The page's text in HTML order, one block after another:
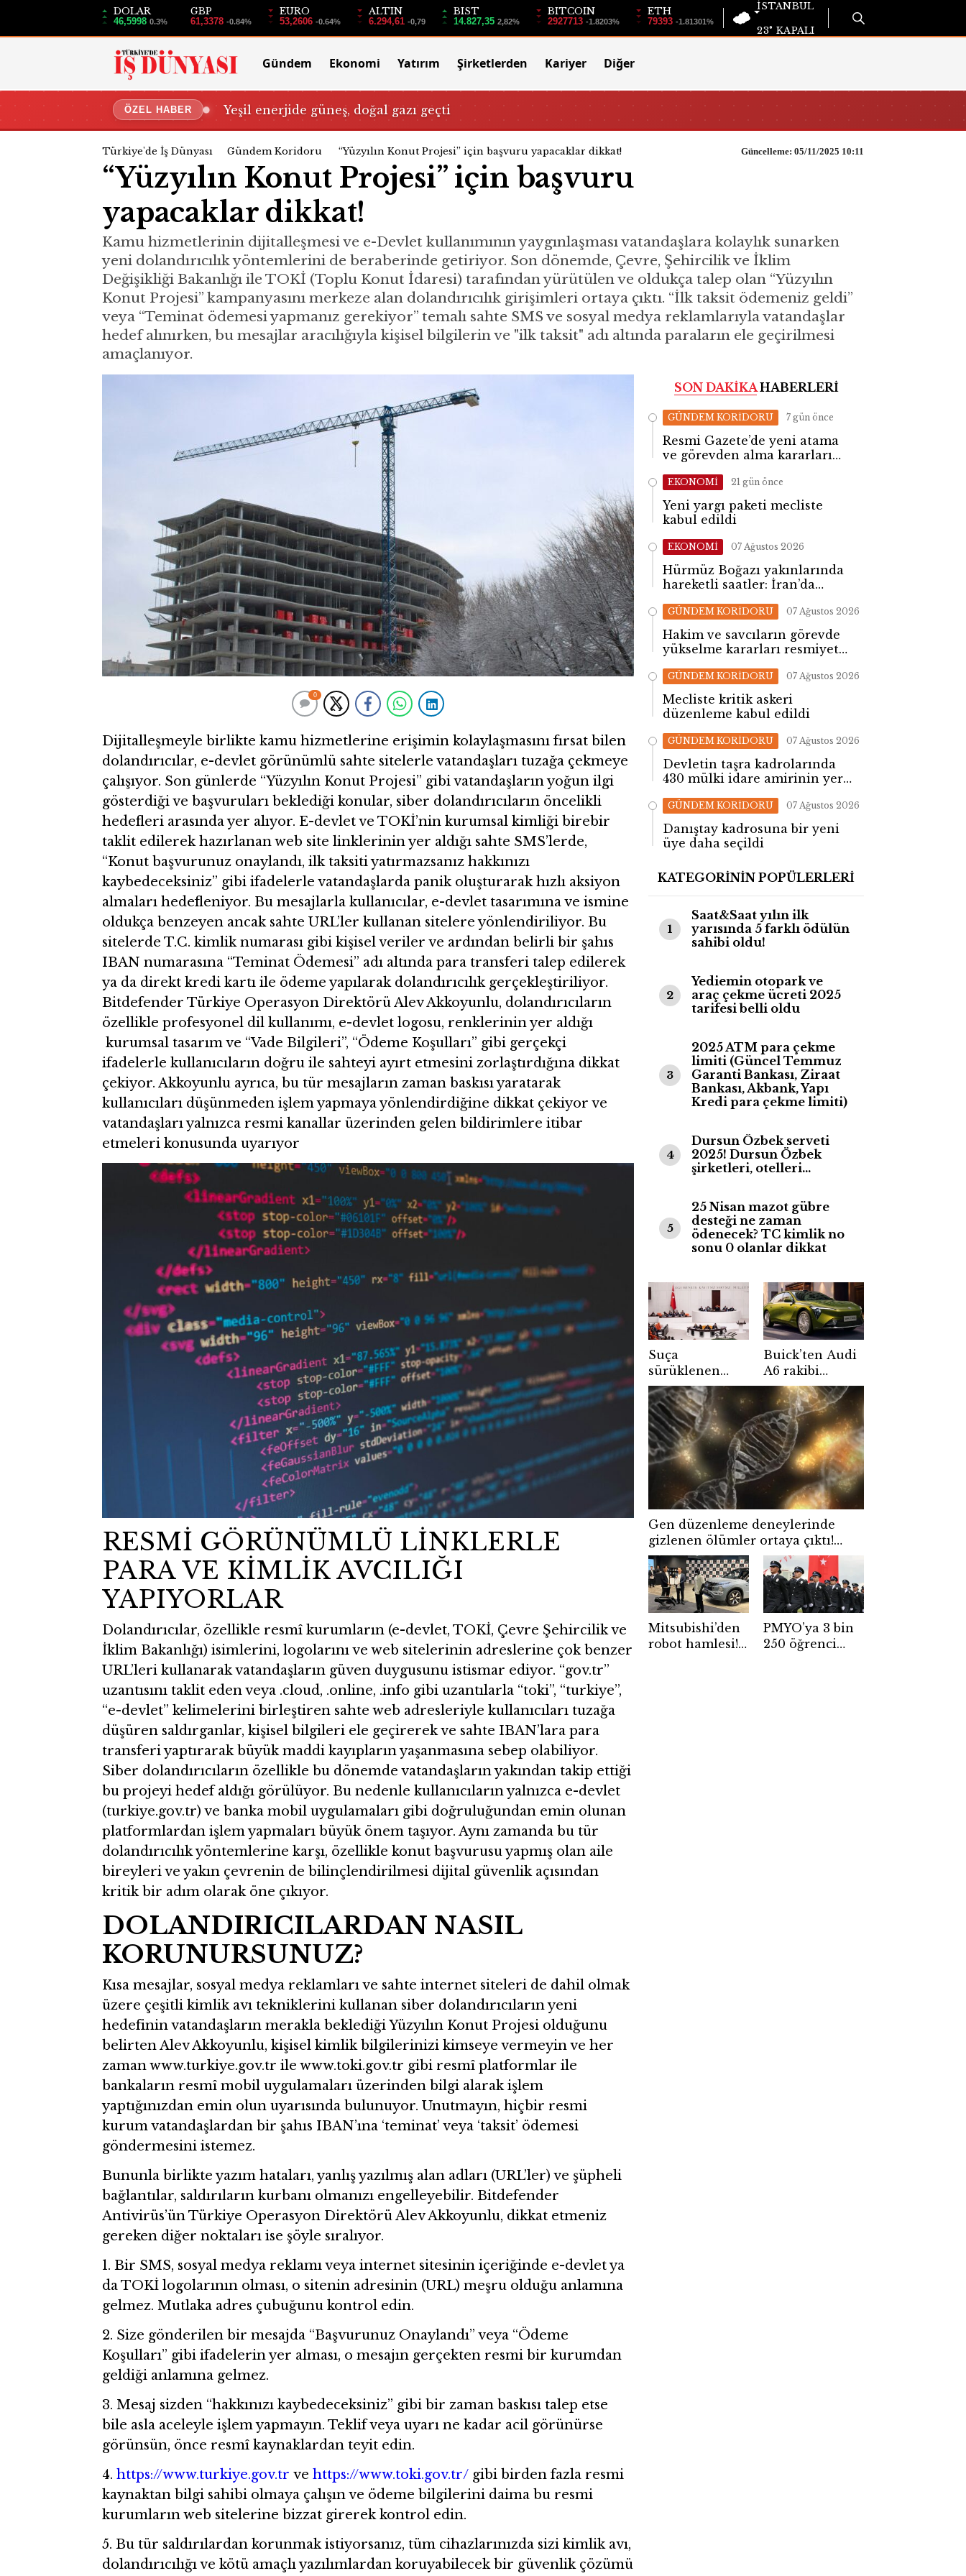
DOLAR
46,5998 0.3%
GBP
61,3378 -0.84%
EURO
53,2606 -0.64%
ALTIN
6.294,61 -0,79
BIST
14.827,35 2,82%
BITCOIN
2927713 -1.8203%
ETH
79393 -1.81301%
İSTANBUL
23° KAPALI
Gündem Ekonomi Yatırım Şirketlerden Kariyer Diğer
ÖZEL HABER Yeşil enerjide güneş, doğal gazı geçti
Türkiye'de İş Dünyası Gündem Koridoru “Yüzyılın Konut Projesi” için başvuru yapacaklar dikkat! Güncelleme: 05/11/2025 10:11
“Yüzyılın Konut Projesi” için başvuru
yapacaklar dikkat!
Kamu hizmetlerinin dijitalleşmesi ve e-Devlet kullanımının yaygınlaşması vatandaşlara kolaylık sunarken
yeni dolandırıcılık yöntemlerini de beraberinde getiriyor. Son dönemde, Çevre, Şehircilik ve İklim
Değişikliği Bakanlığı ile TOKİ (Toplu Konut İdaresi) tarafından yürütülen ve oldukça talep olan “Yüzyılın
Konut Projesi” kampanyasını merkeze alan dolandırıcılık girişimleri ortaya çıktı. “İlk taksit ödemeniz geldi”
veya “Teminat ödemesi yapmanız gerekiyor” temalı sahte SMS ve sosyal medya reklamlarıyla vatandaşlar
hedef alınırken, bu mesajlar aracılığıyla kişisel bilgilerin ve "ilk taksit" adı altında paraların ele geçirilmesi
amaçlanıyor.
0
Dijitalleşmeyle birlikte kamu hizmetlerine erişimin kolaylaşmasını fırsat bilen
dolandırıcılar, e-devlet görünümlü sahte sitelerle vatandaşları tuzağa çekmeye
çalışıyor. Son günlerde “Yüzyılın Konut Projesi” gibi vatandaşların yoğun ilgi
gösterdiği ve başvuruları beklediği konular, siber dolandırıcıların öncelikli
hedefleri arasında yer alıyor. E-devlet ve TOKİ’nin kurumsal kimliği birebir
taklit edilerek hazırlanan web site linklerinin yer aldığı sahte SMS’lerde,
“Konut başvurunuz onaylandı, ilk taksiti yatırmazsanız hakkınızı
kaybedeceksiniz” gibi ifadelerle vatandaşlarda panik oluşturarak hızlı aksiyon
almaları hedefleniyor. Bu mesajlarla kullanıcılar, e-devlet tasarımına ve ismine
oldukça benzeyen ancak sahte URL’ler kullanan sitelere yönlendiriliyor. Bu
sitelerde T.C. kimlik numarası gibi kişisel veriler ve ardından belirli bir şahıs
IBAN numarasına “Teminat Ödemesi” adı altında para transferi talep edilerek
ya da direkt kredi kartı ile ödeme yapılarak dolandırıcılık gerçekleştiriliyor.
Bitdefender Türkiye Operasyon Direktörü Alev Akkoyunlu, dolandırıcıların
özellikle profesyonel dil kullanımı, e-devlet logosu, renklerinin yer aldığı
kurumsal tasarım ve “Vade Bilgileri”, “Ödeme Koşulları” gibi gerçekçi
ifadelerle kullanıcıların doğru ile sahteyi ayırt etmesini zorlaştırdığına dikkat
çekiyor. Akkoyunlu ayrıca, bu tür mesajların zaman baskısı yaratarak
kullanıcıları düşünmeden işlem yapmaya yönlendirdiğine dikkat çekiyor ve
vatandaşları yalnızca resmi kanallar üzerinden gelen bildirimlere itibar
etmeleri konusunda uyarıyor
RESMİ GÖRÜNÜMLÜ LİNKLERLE
PARA VE KİMLİK AVCILIĞI
YAPIYORLAR
Dolandırıcılar, özellikle resmî kurumların (e-devlet, TOKİ, Çevre Şehircilik ve
İklim Bakanlığı) isimlerini, logolarını ve web sitelerinin adreslerine çok benzer
URL’leri kullanarak vatandaşların güven duygusunu istismar ediyor. “gov.tr”
uzantısını taklit eden veya .cloud, .online, .info gibi uzantılarla “toki”, “turkiye”,
“e-devlet” kelimelerini birleştiren sahte web adresleriyle kullanıcıları tuzağa
düşüren saldırganlar, kişisel bilgileri ele geçirerek ve sahte IBAN’lara para
transferi yaptırarak büyük maddi kayıpların yaşanmasına sebep olabiliyor.
Siber dolandırıcıların özellikle bu dönemde vatandaşların yakından takip ettiği
bu projeyi hedef aldığı görülüyor. Bu nedenle kullanıcıların yalnızca e-devlet
(turkiye.gov.tr) ve banka mobil uygulamaları gibi doğruluğundan emin olunan
platformlardan işlem yapmaları büyük önem taşıyor. Aynı zamanda bu tür
dolandırıcılık yöntemlerine karşı, özellikle konut başvurusu yapmış olan aile
bireyleri ve yakın çevrenin de bilinçlendirilmesi dijital güvenlik açısından
kritik bir adım olarak öne çıkıyor.
DOLANDIRICILARDAN NASIL
KORUNURSUNUZ?
Kısa mesajlar, sosyal medya reklamları ve sahte internet siteleri de dahil olmak
üzere çeşitli kimlik avı tekniklerini kullanan siber dolandırıcıların yeni
hedefinin vatandaşların merakla beklediği Yüzyılın Konut Projesi olduğunu
belirten Alev Akkoyunlu, kişisel kimlik bilgilerinizi kimseye vermeyin ve her
zaman www.turkiye.gov.tr ile www.toki.gov.tr gibi resmî platformlar ile
bankaların resmî mobil uygulamaları üzerinden bilgi alarak işlem
yaptığınızdan emin olun uyarısında bulunuyor. Unutmayın, hiçbir resmi
kurum vatandaşlardan bir şahıs IBAN’ına ‘teminat’ veya ‘taksit’ ödemesi
göndermesini istemez.
Bununla birlikte yazım hataları, yanlış yazılmış alan adları (URL’ler) ve şüpheli
bağlantılar, saldırıların kurbanı olmanızı engelleyebilir. Bitdefender
Antivirüs’ün Türkiye Operasyon Direktörü Alev Akkoyunlu, dikkat etmeniz
gereken diğer noktaları ise şöyle sıralıyor.
1. Bir SMS, sosyal medya reklamı veya internet sitesinin içeriğinde e-devlet ya
da TOKİ logolarının olması, o sitenin adresinin (URL) meşru olduğu anlamına
gelmez. Mutlaka adres çubuğunu kontrol edin.
2. Size gönderilen bir mesajda “Başvurunuz Onaylandı” veya “Ödeme
Koşulları” gibi ifadelerin yer alması, o mesajın gerçekten resmi bir kurumdan
geldiği anlamına gelmez.
3. Mesaj sizden “hakkınızı kaybedeceksiniz” gibi bir zaman baskısı talep etse
bile asla aceleyle işlem yapmayın. Teklif veya uyarı ne kadar acil görünürse
görünsün, önce resmî kaynaklardan teyit edin.
4. https://www.turkiye.gov.tr ve https://www.toki.gov.tr/ gibi birden fazla resmi
kaynaktan bilgi sahibi olmaya çalışın ve ödeme bilgilerini daima bu resmi
kurumların web sitelerine bizzat girerek kontrol edin.
5. Bu tür saldırılardan korunmak istiyorsanız, tüm cihazlarınızda sizi kimlik avı,
dolandırıcılığı ve kötü amaçlı yazılımlardan koruyabilecek bir güvenlik çözümü
SON DAKİKAHABERLERİ
GÜNDEM KORİDORU 7 gün önce
Resmi Gazete’de yeni atama
ve görevden alma kararları
EKONOMİ 21 gün önce
Yeni yargı paketi mecliste
kabul edildi
EKONOMİ 07 Ağustos 2026
Hürmüz Boğazı yakınlarında
hareketli saatler: İran’da
GÜNDEM KORİDORU 07 Ağustos 2026
Hakim ve savcıların görevde
yükselme kararları resmiyet
GÜNDEM KORİDORU 07 Ağustos 2026
Mecliste kritik askeri
düzenleme kabul edildi
GÜNDEM KORİDORU 07 Ağustos 2026
Devletin taşra kadrolarında
430 mülki idare amirinin yeri
GÜNDEM KORİDORU 07 Ağustos 2026
Danıştay kadrosuna bir yeni
üye daha seçildi
KATEGORİNİN POPÜLERLERİ
1
Saat&Saat yılın ilk
yarısında 5 farklı ödülün
sahibi oldu!
2
Yediemin otopark ve
araç çekme ücreti 2025
tarifesi belli oldu
3
2025 ATM para çekme
limiti (Güncel Temmuz
Garanti Bankası, Ziraat
Bankası, Akbank, Yapı
Kredi para çekme limiti)
4
Dursun Özbek serveti
2025! Dursun Özbek
şirketleri, otelleri…
5
25 Nisan mazot gübre
desteği ne zaman
ödenecek? TC kimlik no
sonu 0 olanlar dikkat
Suça
sürüklenen
çocuklarla ilgili
yeni
düzenlemede
ilk iki madde
kabul edildi
Buick’ten Audi
A6 rakibi
elektrikli sedan!
702 km menzil
sunuyor
Gen düzenleme deneylerinde
gizlenen ölümler ortaya çıktı!
Çin’de iki çocuk hayatını kaybetti
Mitsubishi’den
robot hamlesi!
PMYO’ya 3 bin
250 öğrenci